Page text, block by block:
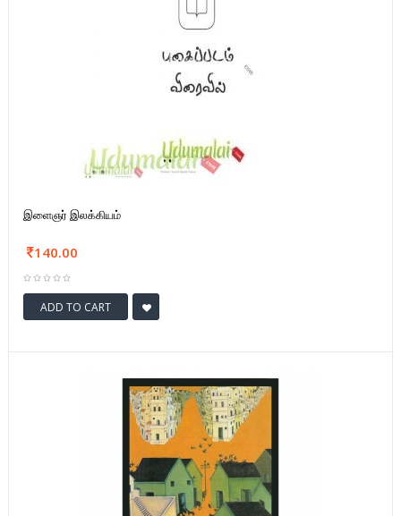
இளைஞர் இலக்கியம்
140.00
ADD TO CART